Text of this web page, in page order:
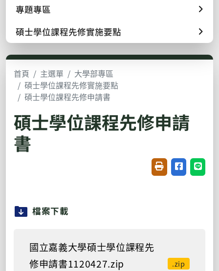
專題專區
碩士學位課程先修實施要點
首頁 主選單
大學部專區
碩士學位課程先修實施要點
碩士學位課程先修申請書
碩士學位課程先修申請
書
友善列印(開新視
分享至臉書
分享
檔案下載
國立嘉義大學碩士學位課程先
修申請書1120427.zip
.zip